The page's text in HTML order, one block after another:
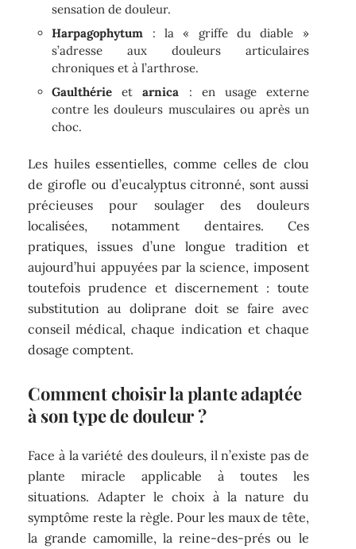
sensation de douleur.
Harpagophytum : la « griffe du diable »
s’adresse aux douleurs articulaires
chroniques et à l’arthrose.
Gaulthérie etarnica : en usage externe
contre les douleurs musculaires ou après un
choc.
Les huiles essentielles, comme celles de clou
de girofle ou d’eucalyptus citronné, sont aussi
précieuses pour soulager des douleurs
localisées, notamment dentaires. Ces
pratiques, issues d’une longue tradition et
aujourd’hui appuyées par la science, imposent
toutefois prudence et discernement : toute
substitution au doliprane doit se faire avec
conseil médical, chaque indication et chaque
dosage comptent.
Comment choisir la plante adaptée
à son type de douleur ?
Face à la variété des douleurs, il n’existe pas de
plante miracle applicable à toutes les
situations. Adapter le choix à la nature du
symptôme reste la règle. Pour les maux de tête,
la grande camomille, la reine-des-prés ou le